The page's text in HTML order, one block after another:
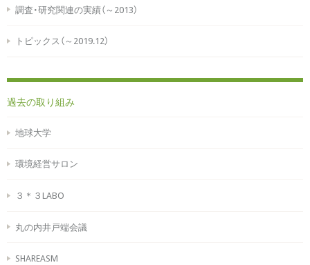
調査・研究関連の実績（～2013）
トピックス（～2019.12）
過去の取り組み
地球大学
環境経営サロン
３＊３LABO
丸の内井戸端会議
SHAREASM